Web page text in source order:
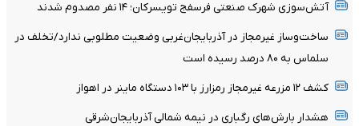
آتش‌سوزی شهرک صنعتی فرسفج تویسرکان؛ ۱۴ نفر مصدوم شدند
ساخت‌وساز غیرمجاز در آذربایجان‌غربی وضعیت مطلوبی ندارد/تخلف در
سلماس به ۸۰ درصد رسیده است
کشف ۱۲ مزرعه غیرمجاز رمزارز با ۱۰۳ دستگاه ماینر در اهواز
هشدار بارش‌های رگباری در نیمه شمالی آذربایجان‌شرقی